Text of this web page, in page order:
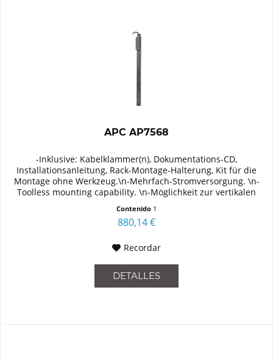
APC AP7568
-Inklusive: Kabelklammer(n), Dokumentations-CD,
Installationsanleitung, Rack-Montage-Halterung, Kit für die
Montage ohne Werkzeug.\n-Mehrfach-Stromversorgung. \n-
Toolless mounting capability. \n-Möglichkeit zur vertikalen
Contenido 1
880,14 €
Recordar
DETALLES